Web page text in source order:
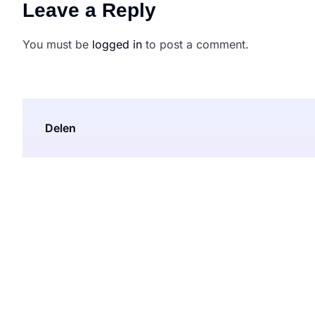
Leave a Reply
You must be logged in to post a comment.
Delen